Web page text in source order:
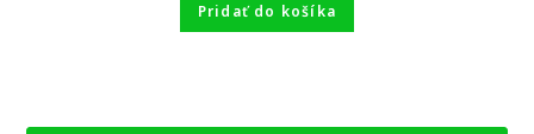
Pridať do košíka